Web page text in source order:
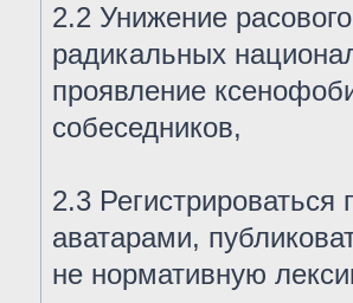
2.2 Унижение
радикальных
проявление
собеседников,
2.3
аватарами,
не нормативную